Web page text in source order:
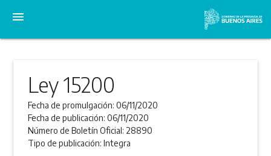
menu
Ley 15200
Fecha de promulgación:06/11/2020
Fecha de publicación:06/11/2020
Número de Boletín Oficial: 28890
Tipo de publicación:Integra